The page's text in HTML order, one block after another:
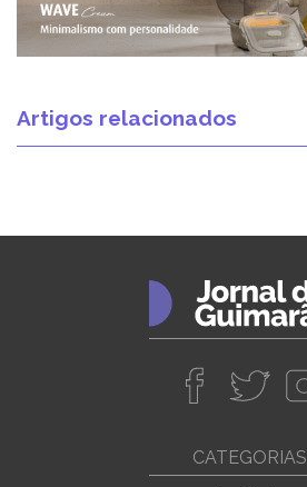
Artigos relacionados
CATEGORIAS